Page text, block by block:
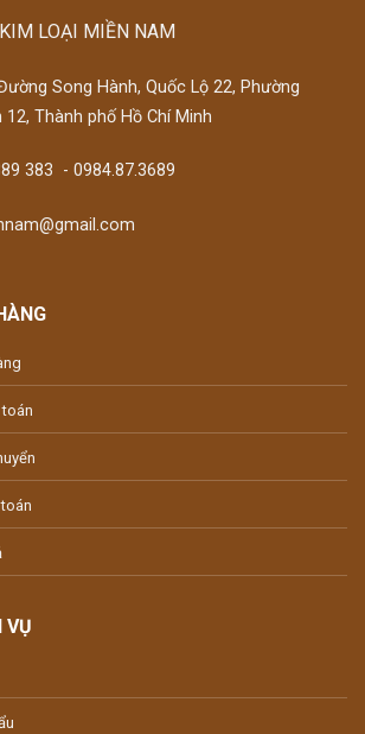
LOẠI MIỀN NAM
Song Hành, Quốc Lộ 22, Phường
12, Thành phố Hồ Chí Minh
383 - 0984.87.3689
VỤ